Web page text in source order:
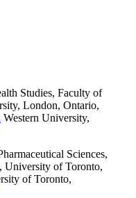
Studies, Faculty of
London, Ontario,
Western University,
Sciences,
University of Toronto,
of Toronto,